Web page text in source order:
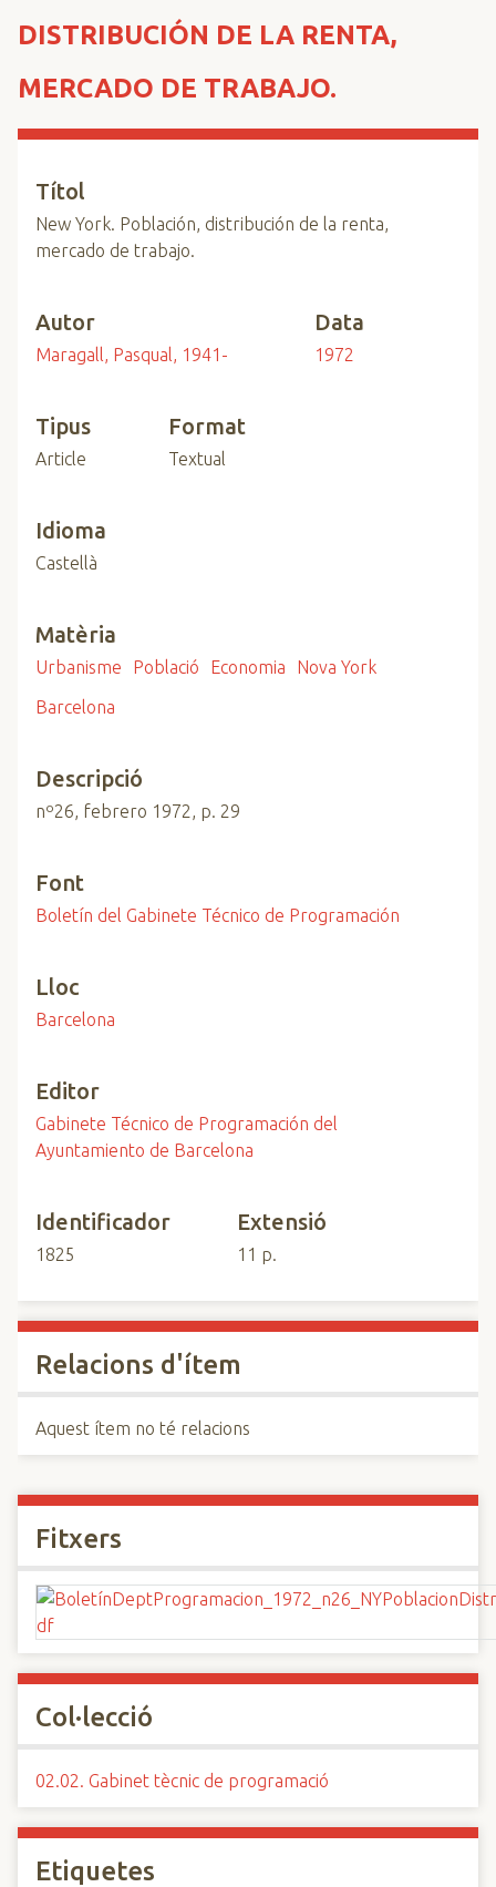
DISTRIBUCIÓN DE LA RENTA,
MERCADO DE TRABAJO.
Títol
New York. Población, distribución de la renta,
mercado de trabajo.
Autor
Maragall, Pasqual, 1941-
Data
1972
Tipus
Article
Format
Textual
Idioma
Castellà
Matèria
Urbanisme Població Economia
Nova York
Barcelona
Descripció
nº26, febrero 1972, p. 29
Font
Boletín del Gabinete Técnico de Programación
Lloc
Barcelona
Editor
Gabinete Técnico de Programación del
Ayuntamiento de Barcelona
Identificador
1825
Extensió
11 p.
Relacions d'ítem
Aquest ítem no té relacions
Fitxers
Col·lecció
02.02. Gabinet tècnic de programació
Etiquetes